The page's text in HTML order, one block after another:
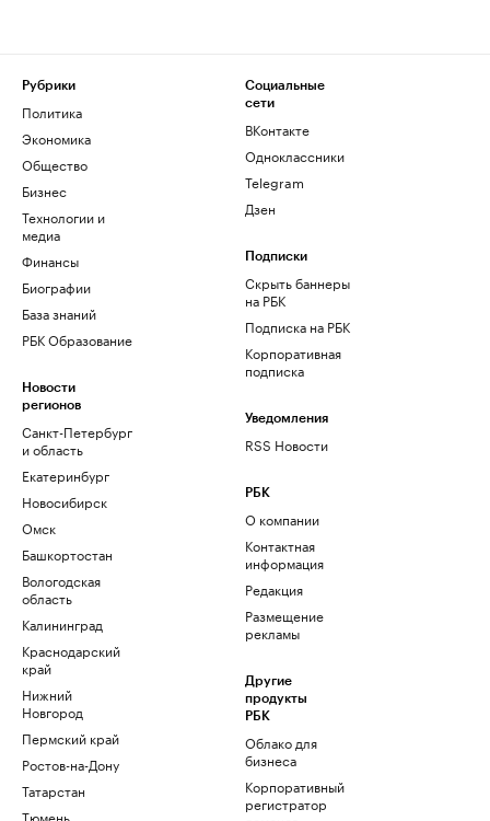
Рубрики
Политика
Экономика
Общество
Бизнес
Технологии и
медиа
Финансы
Биографии
База знаний
РБК Образование
Новости
регионов
Санкт-Петербург
и область
Екатеринбург
Новосибирск
Омск
Башкортостан
Вологодская
область
Калининград
Краснодарский
край
Нижний
Новгород
Пермский край
Ростов-на-Дону
Татарстан
Тюмень
Социальные
сети
ВКонтакте
Одноклассники
Telegram
Дзен
Подписки
Скрыть баннеры
на РБК
Подписка на РБК
Корпоративная
подписка
Уведомления
RSS Новости
РБК
О компании
Контактная
информация
Редакция
Размещение
рекламы
Другие
продукты
РБК
Облако для
бизнеса
Корпоративный
регистратор